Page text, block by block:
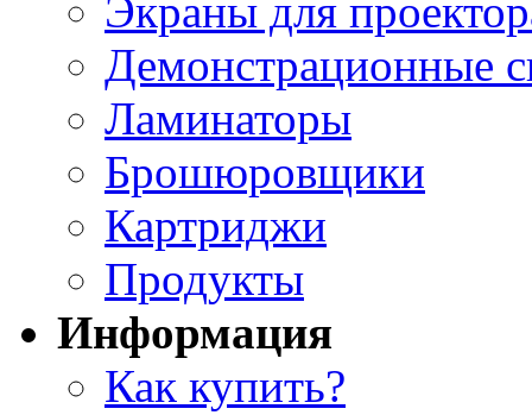
Экраны для
Демонстрационные
Ламинаторы
Брошюровщики
Картриджи
Продукты
Информация
Как купить?